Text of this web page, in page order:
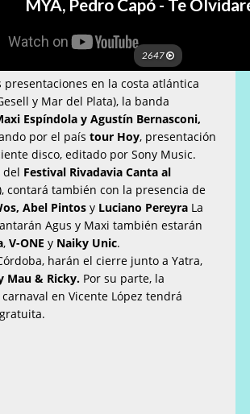
presentaciones en la costa atlántica
y Mar del Plata), la banda
Espíndola y Agustín Bernasconi,
por el paístour Hoy, presentación
disco, editado por Sony Music.
del Festival Rivadavia Canta al
contará también con la presencia de
Abel Pintosy Luciano Pereyra La
Agus y Maxi también estarán
,V-ONEy Naiky Unic.
harán el cierre junto a Yatra,
Mau & Ricky. Por su parte, la
en Vicente López tendrá